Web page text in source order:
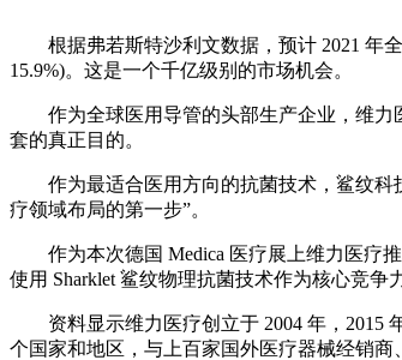
根据弗若斯特沙利文数据，预计 2021 年全
15.9%)。这是一个千亿级别的市场机会。
作为全球医用导管的头部生产企业，维力医
套的真正目的。
作为最适合医用方向的抗菌技术，鲨纹科技
疗领域布局的第一步”。
作为本次德国 Medica 医疗展上维力医疗推
使用 Sharklet 鲨纹物理抗菌技术作为核心竞争
资料显示维力医疗创立于 2004 年，2015
个国家和地区，与上百家国外医疗器械经销